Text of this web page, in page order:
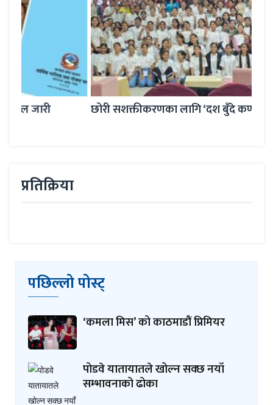
छोरी सशक्तीकरणका लागि ‘दश बुँदे कर्णाली घोषणापत्र’
प्रतिक्रिया
पछिल्लो पोस्ट्
‘कमला मिस’ को काठमाडौं प्रिमियर
पोडवे यातायातले खोल्न सक्छ नयाँ
सम्भावनाको ढोका